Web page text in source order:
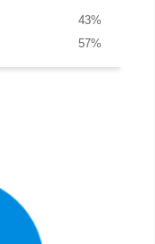
%
43
%
57